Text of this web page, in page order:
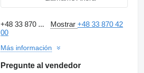
+48 33 870 ... Mostrar+48 33 870 42
00
Más información
Pregunte al vendedor